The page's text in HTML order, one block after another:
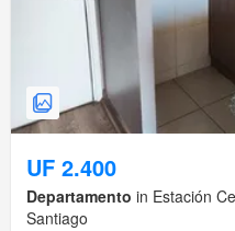
UF 2.400
Departamento in Estación
Santiago